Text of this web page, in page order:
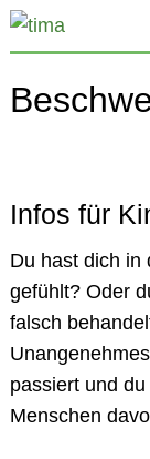
zum
Hauptinhalt
Seite
Infos für
Du hast dich in
gefühlt? Oder
falsch
passiert und
Menschen